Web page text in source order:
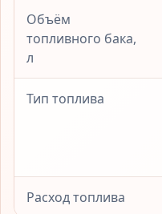
Объём
топливного бака,
л
Тип топлива
Расход топлива